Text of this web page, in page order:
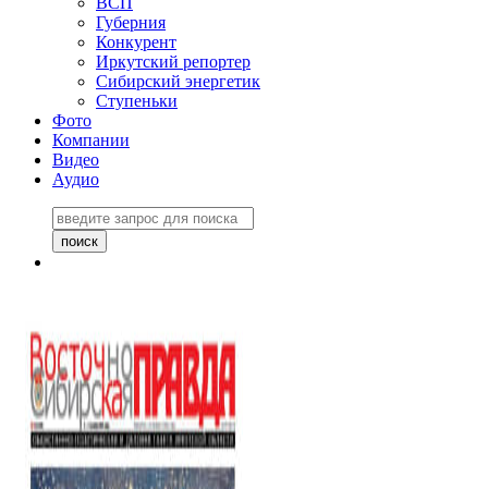
Губерния
Конкурент
Иркутский репортер
Сибирский энергетик
Ступеньки
Фото
Компании
Видео
Аудио